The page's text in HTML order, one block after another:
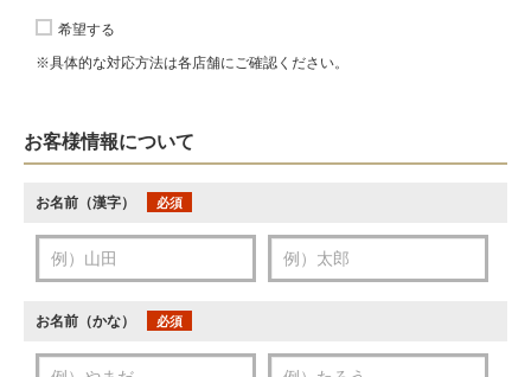
希望する
※具体的な対応方法は各店舗にご確認ください。
お客様情報について
お名前（漢字） 必須
お名前（かな） 必須